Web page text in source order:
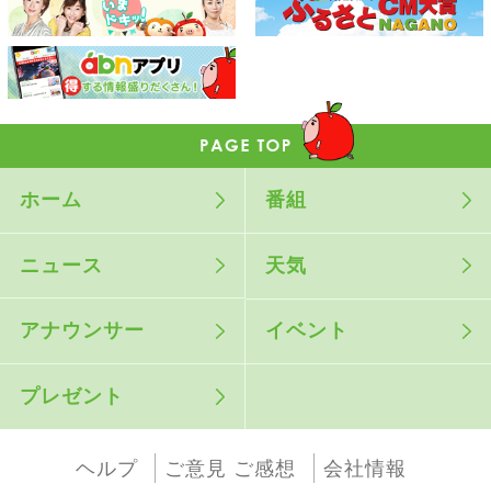
ホーム 番組
ニュース 天気
アナウンサー イベント
プレゼント
ヘルプ ご意見 ご感想
会社情報